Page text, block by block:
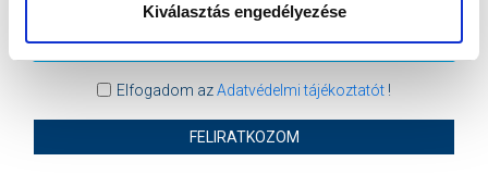
Kiválasztás engedélyezése
Elfogadom azAdatvédelmi tájékoztatót!
FELIRATKOZOM